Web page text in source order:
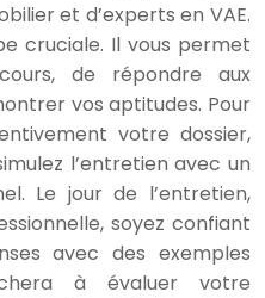
et d’experts en VAE.
cruciale. Il vous permet
de répondre aux
vos aptitudes. Pour
votre dossier,
l’entretien avec un
Le jour de l’entretien,
soyez confiant
avec des exemples
à évaluer votre